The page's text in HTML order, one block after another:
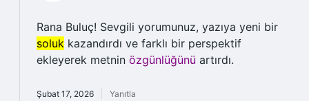
Rana Buluç! Sevgili yorumunuz, yazıya yeni bir
soluk kazandırdı ve farklı bir perspektif
ekleyerek metnin özgünlüğünü artırdı.
Şubat 17, 2026 Yanıtla